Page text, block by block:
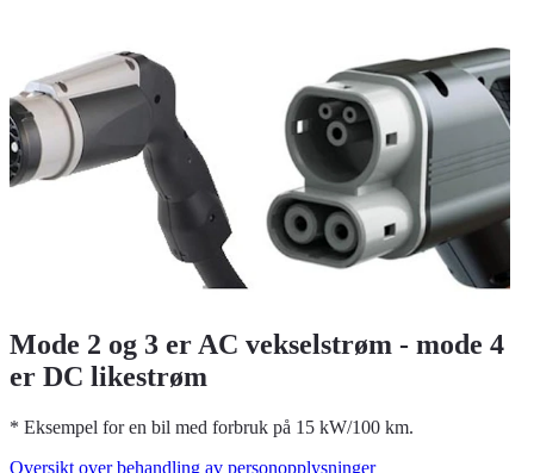
Mode 2 og 3 er AC vekselstrøm - mode 4
er DC likestrøm
* Eksempel for en bil med forbruk på 15 kW/100 km.
Oversikt over behandling av personopplysninger